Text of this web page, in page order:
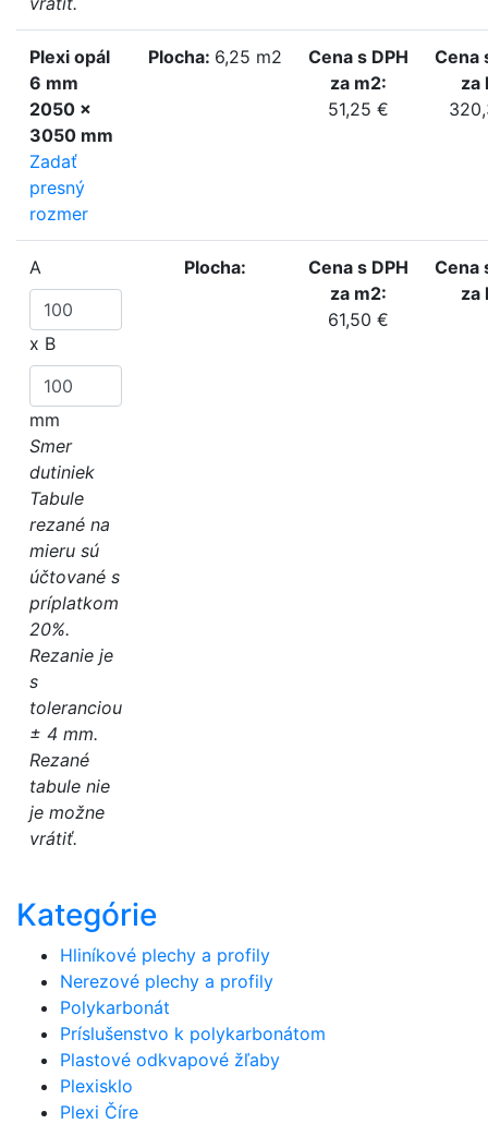
Plexi opál
6 mm
2050 x
3050 mm
Zadať
presný
rozmer
Plocha: 6,25 m2
Cena s DPH
za m2:
51,25 €
Cena
za
A
x B
mm
Smer
dutiniek
Tabule
rezané na
mieru sú
účtované s
príplatkom
20%.
Rezanie je
s
toleranciou
± 4 mm.
Rezané
tabule nie
je možne
vrátiť.
Plocha:
Cena s DPH
za m2:
61,50 €
Cena
za
Kategórie
Hliníkové plechy a profily
Nerezové plechy a profily
Polykarbonát
Príslušenstvo k polykarbonátom
Plastové odkvapové žľaby
Plexisklo
Plexi Číre